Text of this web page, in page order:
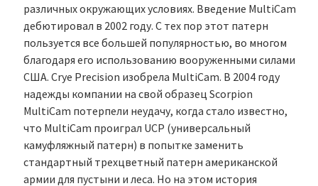
различных окружающих условиях. Введение MultiCam
дебютировал в 2002 году. С тех пор этот патерн
пользуется все большей популярностью, во многом
благодаря его использованию вооруженными силами
США. Crye Precision изобрела MultiCam. В 2004 году
надежды компании на свой образец Scorpion
MultiCam потерпели неудачу, когда стало известно,
что MultiCam проиграл UCP (универсальный
камуфляжный патерн) в попытке заменить
стандартный трехцветный патерн американской
армии для пустыни и леса. Но на этом история